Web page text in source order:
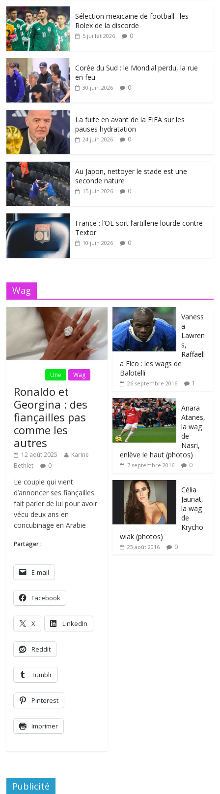
Sélection mexicaine de football : les
Rolex de la discorde
5 juillet 2026 0
Corée du Sud : le Mondial perdu, la rue
en feu
30 juin 2026 0
La fuite en avant de la FIFA sur les
pauses hydratation
24 juin 2026 0
Au Japon, nettoyer le stade est une
seconde nature
15 juin 2026 0
France : l’OL sort l’artillerie lourde contre
Textor
10 juin 2026 0
Wag
Une Wag
Ronaldo et
Georgina : des
fiançailles pas
comme les
autres
12 août 2025
Karine
Bethlet
0
Le couple qui vient
d’annoncer ses fiançailles
fait parler de lui pour avoir
vécu deux ans en
concubinage en Arabie
Partager :
E-mail
Facebook
X LinkedIn
Reddit
Tumblr
Pinterest
Imprimer
Vaness
a
Lawren
s,
Raffaell
a Fico : les wags de
Balotelli
26 septembre 2016 1
Anara
Atanes,
la wag
de
Nasri,
enlève le haut (photos)
7 septembre 2016 0
Célia
Jaunat,
la wag
de
Krycho
wiak (photos)
23 août 2016 0
Publicité